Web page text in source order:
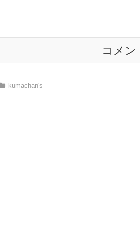
コメン
kumachan's